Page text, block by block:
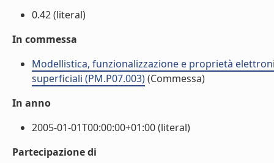
0.42 (literal)
In commessa
Modellistica, funzionalizzazione e proprietà
superficiali (PM.P07.003)(Commessa)
In anno
2005-01-01T00:00:00+01:00 (literal)
Partecipazione di